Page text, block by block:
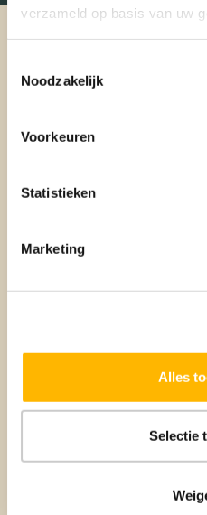
verzameld op basis van uw
Noodzakelijk
Voorkeuren
Statistieken
Marketing
Alles
Selectie
BEUMER